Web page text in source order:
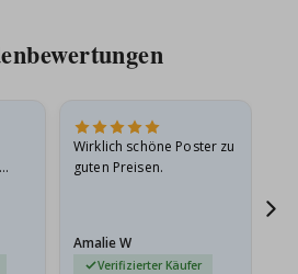
Wirklich schöne Poster zu
guten Preisen.
Amalie W
Verifizierter Käufer